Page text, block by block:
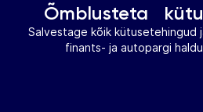
Õmblusteta
Salvestage kõik kütusetehingud
finants- ja autopargi